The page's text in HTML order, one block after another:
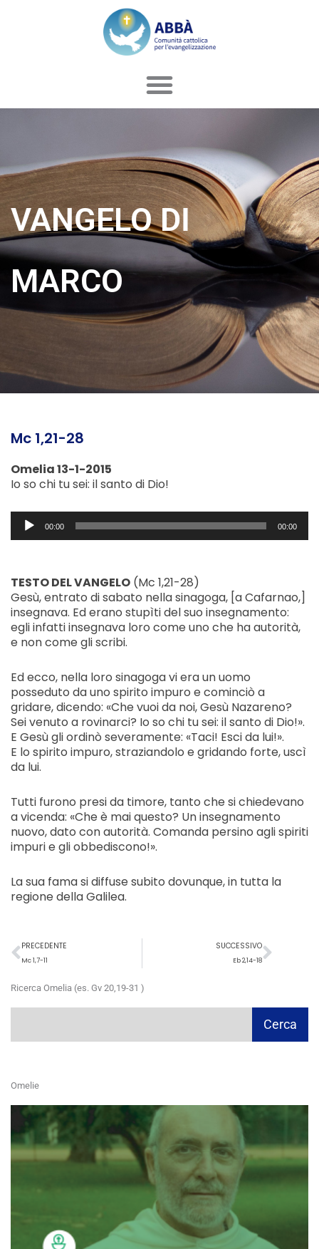
VANGELO DI
MARCO
Mc 1,21-28
Omelia 13-1-2015
Io so chi tu sei: il santo di Dio!
Audio
Player00:00 00:00
TESTO DEL VANGELO (Mc 1,21-28)
Gesù, entrato di sabato nella sinagoga, [a Cafarnao,]
insegnava. Ed erano stupìti del suo insegnamento:
egli infatti insegnava loro come uno che ha autorità,
e non come gli scribi.
Ed ecco, nella loro sinagoga vi era un uomo
posseduto da uno spirito impuro e cominciò a
gridare, dicendo: «Che vuoi da noi, Gesù Nazareno?
Sei venuto a rovinarci? Io so chi tu sei: il santo di Dio!».
E Gesù gli ordinò severamente: «Taci! Esci da lui!».
E lo spirito impuro, straziandolo e gridando forte, uscì
da lui.
Tutti furono presi da timore, tanto che si chiedevano
a vicenda: «Che è mai questo? Un insegnamento
nuovo, dato con autorità. Comanda persino agli spiriti
impuri e gli obbediscono!».
La sua fama si diffuse subito dovunque, in tutta la
regione della Galilea.
Precedente
PRECEDENTE
Mc 1,7-11
SUCCESSIVO
Eb 2,14-18
Ricerca Omelia (es. Gv 20,19-31 )
Cerca
Omelie